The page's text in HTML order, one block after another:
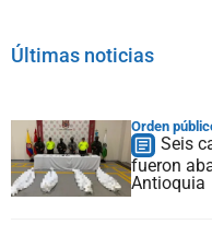
Últimas noticias
Orden
Seis
fueron
Antioquia